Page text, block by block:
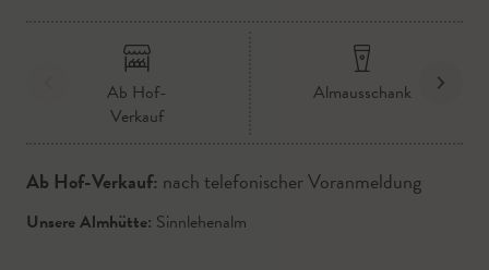
Ab Hof-
Verkauf
Almausschank
Ab Hof-Verkauf: nach telefonischer Voranmeldung
Unsere Almhütte: Sinnlehenalm